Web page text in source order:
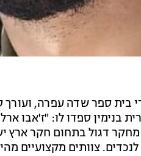
בית ספר שדה עפרה, ועורך
דגול בתחום חקר ארץ
צוותים מקצועיים